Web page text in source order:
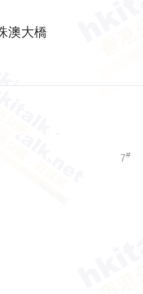
澳大橋
7#